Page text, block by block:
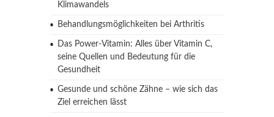
Klimawandels
Behandlungsmöglichkeiten bei Arthritis
Das Power-Vitamin: Alles über Vitamin C,
seine Quellen und Bedeutung für die
Gesundheit
Gesunde und schöne Zähne – wie sich das
Ziel erreichen lässt